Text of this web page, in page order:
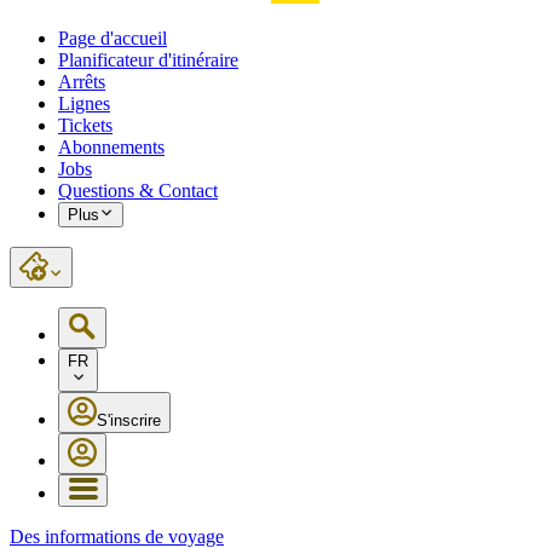
Page d'accueil
Planificateur d'itinéraire
Arrêts
Lignes
Tickets
Abonnements
Jobs
Questions & Contact
Plus
FR
S'inscrire
Des informations de voyage